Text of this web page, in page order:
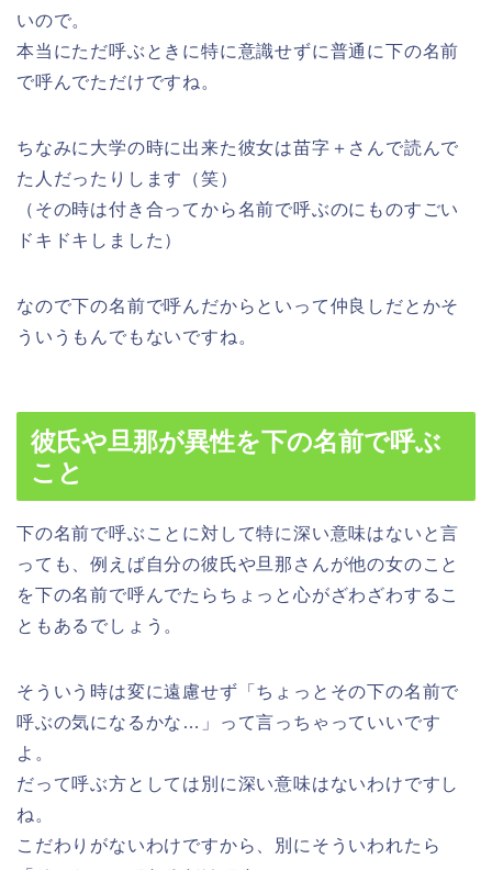
いので。
本当にただ呼ぶときに特に意識せずに普通に下の名前
で呼んでただけですね。
ちなみに大学の時に出来た彼女は苗字＋さんで読んで
た人だったりします（笑）
（その時は付き合ってから名前で呼ぶのにものすごい
ドキドキしました）
なので下の名前で呼んだからといって仲良しだとかそ
ういうもんでもないですね。
彼氏や旦那が異性を下の名前で呼ぶ
こと
下の名前で呼ぶことに対して特に深い意味はないと言
っても、例えば自分の彼氏や旦那さんが他の女のこと
を下の名前で呼んでたらちょっと心がざわざわするこ
ともあるでしょう。
そういう時は変に遠慮せず「ちょっとその下の名前で
呼ぶの気になるかな…」って言っちゃっていいです
よ。
だって呼ぶ方としては別に深い意味はないわけですし
ね。
こだわりがないわけですから、別にそういわれたら